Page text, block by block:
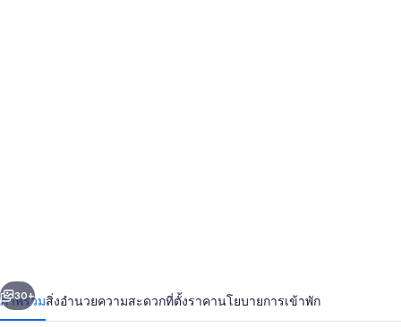
สอ
า
ถัดไป
30+
ภาพรวมสิ่งอำนวยความสะดวกที่ตั้งราคานโยบายการเข้าพัก